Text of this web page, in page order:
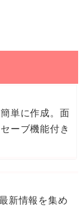
単に作成。面
ーブ機能付き
新情報を集め